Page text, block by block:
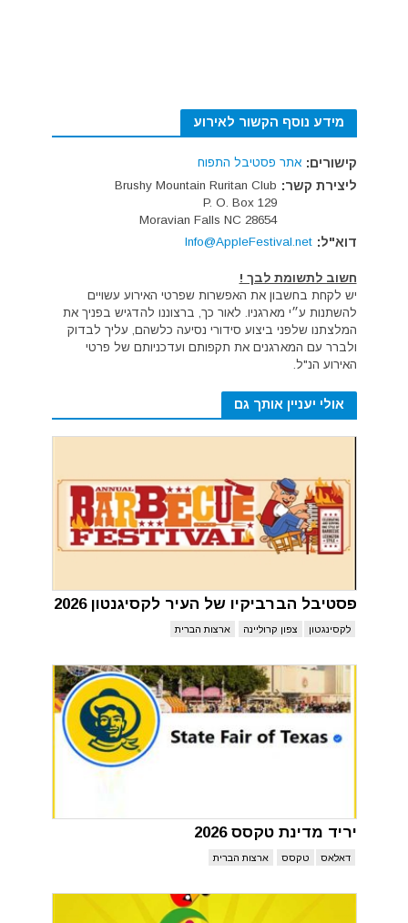
מידע נוסף הקשור לאירוע
קישורים: אתר פסטיבל התפוח
ליצירת קשר: Brushy Mountain Ruritan Club
P. O. Box 129
Moravian Falls NC 28654
דוא"ל: Info@AppleFestival.net
חשוב לתשומת לבך !
יש לקחת בחשבון את האפשרות שפרטי האירוע עשויים
להשתנות ע״י מארגניו. לאור כך, ברצוננו להדגיש בפניך את
המלצתנו שלפני ביצוע סידורי נסיעה כלשהם, עליך לבדוק
ולברר עם המארגנים את תקפותם ועדכניותם של פרטי
האירוע הנ"ל.
אולי יעניין אותך גם
פסטיבל הברביקיו של העיר לקסיגנטון 2026
לקסינגטון צפון קרוליינה ארצות הברית
יריד מדינת טקסס 2026
דאלאס טקסס ארצות הברית